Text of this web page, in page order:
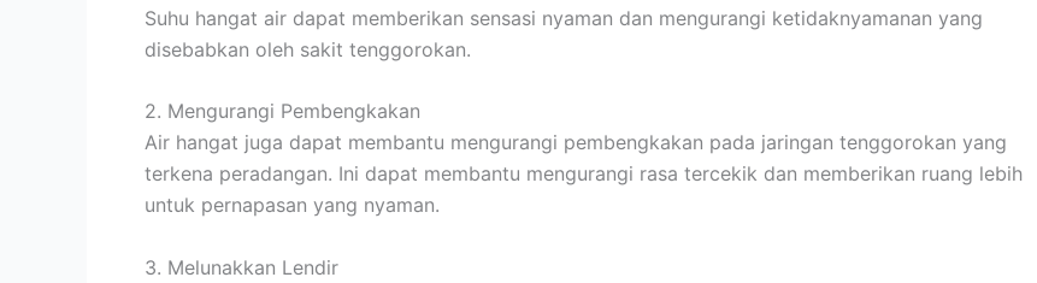
Suhu hangat air dapat memberikan sensasi nyaman dan mengurangi ketidaknyamanan yang
disebabkan oleh sakit tenggorokan.
2. Mengurangi Pembengkakan
Air hangat juga dapat membantu mengurangi pembengkakan pada jaringan tenggorokan yang
terkena peradangan. Ini dapat membantu mengurangi rasa tercekik dan memberikan ruang lebih
untuk pernapasan yang nyaman.
3. Melunakkan Lendir